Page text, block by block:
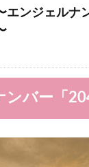
ンジェルナ
ンバー「